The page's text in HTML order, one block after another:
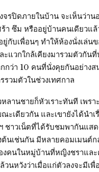
จรปิดภายในบ้าน จะเห็นว่า
ร้า ซึม หรืออยู่บ้านคนเดียวแ
ยู่กับเพื่อนๆ ทำให้ห้องนั่งเล่น
ะแวกใกล้เคียงมารวมตัวกัน
กว่า 10 คนที่นั่งคุยกันอย่าง
รวมตัวในช่วงเทศกาล
ลานชายก็หัวเราะทันที เพรา
ะเดียวกัน และเขายังได้นำเ
ชาวเน็ตที่ได้รับชมพากันแส
นเช่นกัน มีหลายคอมเมนต์
งคนในหมู่บ้านที่หญิงชราและ
วนหวังว่าเมื่อแก่ตัวลงจะมีเ